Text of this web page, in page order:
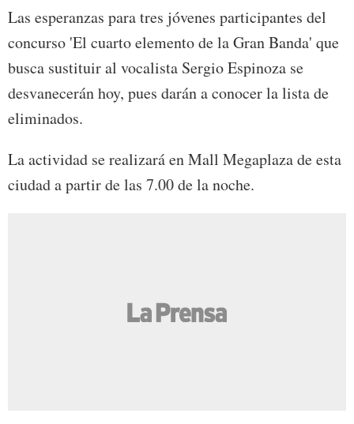
Las esperanzas para tres jóvenes participantes del
concurso 'El cuarto elemento de la Gran Banda' que
busca sustituir al vocalista Sergio Espinoza se
desvanecerán hoy, pues darán a conocer la lista de
eliminados.
La actividad se realizará en Mall Megaplaza de esta
ciudad a partir de las 7.00 de la noche.